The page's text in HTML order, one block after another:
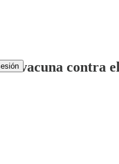
de vacuna contra